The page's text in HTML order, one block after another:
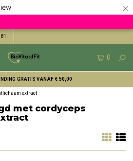
×
0
GRATIS VANAF € 50,00
extract
met cordyceps